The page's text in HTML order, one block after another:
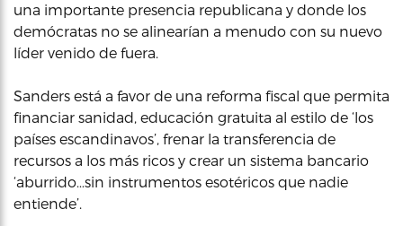
una importante presencia republicana y donde los
demócratas no se alinearían a menudo con su nuevo
líder venido de fuera.
Sanders está a favor de una reforma fiscal que permita
financiar sanidad, educación gratuita al estilo de ‘los
países escandinavos’, frenar la transferencia de
recursos a los más ricos y crear un sistema bancario
‘aburrido…sin instrumentos esotéricos que nadie
entiende’.